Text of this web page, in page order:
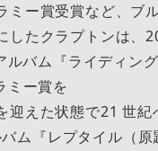
ミー賞受賞など、ブ
したクラプトンは、
ルバム『ライディン
ー賞を
えた状態で21 世紀
ム『レプタイル（